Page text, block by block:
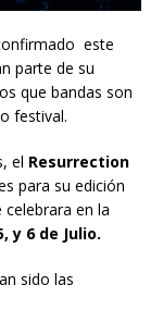
este
parte de su
que bandas son
festival.
el Resurrection
para su edición
en la
y 6 de Julio.
sido las